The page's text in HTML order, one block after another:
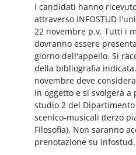
I candidati hanno
attraverso INFOSTUD
22 novembre p.v. Tutti i
dovranno essere
giorno dell'appello. Si
della bibliografia
novembre deve
in oggetto e si svolgerà
studio 2 del
scenico-musicali (terzo
Filosofia). Non saranno
prenotazione su infostud.